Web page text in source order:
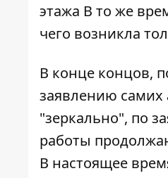
этажа В то же
чего возникла
В конце концов,
заявлению самих
"зеркально", по
работы
В настоящее